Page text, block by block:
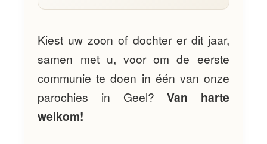
Kiest uw zoon of dochter er dit jaar,
samen met u, voor om de eerste
communie te doen in één van onze
parochies in Geel?Van harte
welkom!